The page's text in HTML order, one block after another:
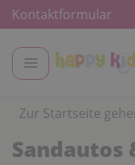
Kontaktformular
Zur Startseite
Sandautos